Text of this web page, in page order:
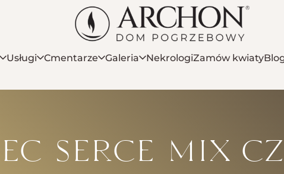
Usługi Cmentarze Galeria NekrologiZamów kwiaty
serce mix